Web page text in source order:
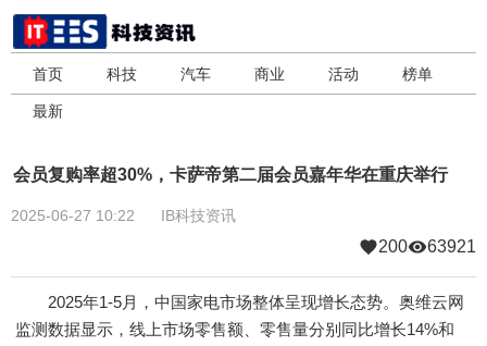
首页 科技 汽车 商业 活动 榜单
最新
会员复购率超30%，卡萨帝第二届会员嘉年华在重庆举行
2025-06-27 10:22 IB科技资讯
200 63921
2025年1-5月，中国家电市场整体呈现增长态势。奥维云网
监测数据显示，线上市场零售额、零售量分别同比增长14%和